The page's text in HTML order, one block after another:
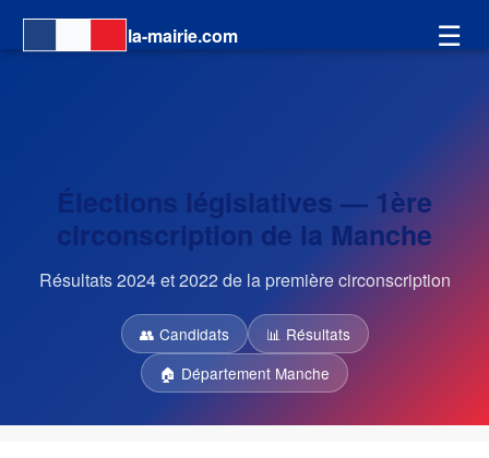
la-mairie.com ☰
Élections législatives — 1ère
circonscription de la Manche
Résultats 2024 et 2022 de la première circonscription
👥 Candidats
📊 Résultats
🏠 Département Manche